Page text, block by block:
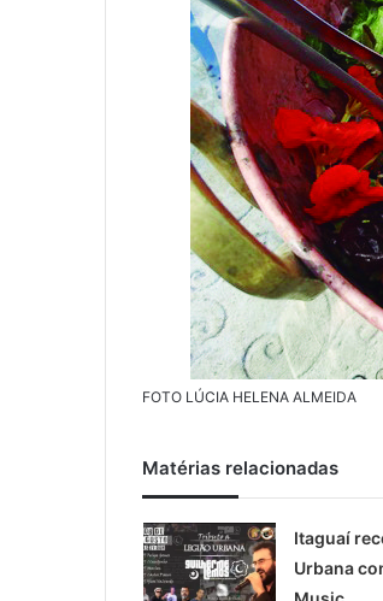
FOTO LÚCIA HELENA ALMEIDA
Matérias relacionadas
Itaguaí
Urbana